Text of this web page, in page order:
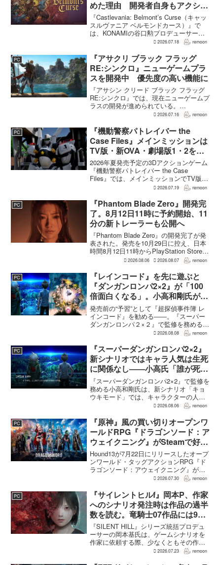
めた理由 開発者自身もアクショ
ンのつらさを実感
『Castlevania: Belmont’s Curse（キャッ
スルヴァニア ベルモンドカース）』で
は、KONAMIの谷口勲プロデューサー
が、レベルアップを含むRPG的システム
何度も挑戦すれば先へ進める...
2026.07.18 remoon
PC
『アサクリ ブラック フラッグ
RE:シンクロ』ニューゲームプラ
スを開発中 優先度の高い機能に
『アサシン クリード ブラック フラッグ
RE:シンクロ』では、現在ニューゲームプ
ラスの開発が進められている。
GamesRadar+によると、ゲームディレク
JorRaptor氏による...
2026.07.16 remoon
PC
『機動警察パトレイバー the
Case Files』メインミッションは
TV版・新OVA・劇場版1・2をカ
バー。零式とヘルハウンドを動か
すため“アナザーサイドミッショ
ン”を実装
2026年夏発売予定の3Dアクションゲーム
『機動警察パトレイバー the Case
Files』では、メインミッションでTV版、
新OVA、劇場版第1作・第2作の範囲をカ
ーを務めるグッドスマイルカンパニー
の...
2026.07.19 remoon
PC
『Phantom Blade Zero』開発完
了。8月12日11時に予約開始、11
分の新トレーラーも公開へ
『Phantom Blade Zero』の開発完了が発
表された。発売を10月29日に控え、日本
時間8月12日11時からPlayStation Store、
Steam、Epic Games Storeで予約受付が
2026.08.06 2026.08.07 remoon
PC
『レインコード』を先に遊ぶと
『ダンガンロンパ2×2』が「100
倍面白くなる」。小高和剛氏がプ
レイをおすすめ
発売前の“予習”として『超探偵事件簿 レ
インコード』を勧める――。『スーパー
ダンガンロンパ２×２』で監修を務める小
高和剛氏が、そんなメッセージをファン
ューでの発言で、小高氏は「先に『レイ
ンコー...
2026.08.08 remoon
PC
『スーパーダンガンロンパ2×2』
新シナリオではキャラ人気は生死
に関係なし――小高氏「誰が死ん
でもヘイトメールは送らないで」
『スーパーダンガンロンパ2×2』で監修を
務める小高和剛氏は、新シナリオ「キョ
ウキモード」では、キャラクターの人気
にかかわらず退場させるとRPG Siteのイ
作と変わることで、これまで見られなか
った一面がよ...
2026.08.06 remoon
PC
『原神』風の買い切りオープンワ
ールドRPG『ドラゴンソード：ア
ウェイクニング』がSteamで好発
進。価格3,480円、レビュー5,000
件超で約90％好評
Hound13が7月22日にリリースしたオープ
ンワールド・タッグアクションRPG『ド
ラゴンソード：アウェイクニング』が、
Steamで好調なスタートを切った。7月30
ユーザーレビューは5,710件に達し、う...
2026.07.30 remoon
PC
『サイレントヒルf』岡本P、作家
へのシナリオ発注時は作品の過半
数を読む。竜騎士07作品には9割
以上目を通す
『SILENT HILL』シリーズ統括プロデュ
ーサーの岡本基氏は、ゲームシナリオを
作家に依頼する際、少なくともその作家
の作品の過半数に目を通すという。作家
2026.07.23 remoon